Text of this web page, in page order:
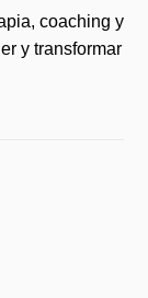
coaching y
y transformar